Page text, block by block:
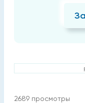
2689 просмотры